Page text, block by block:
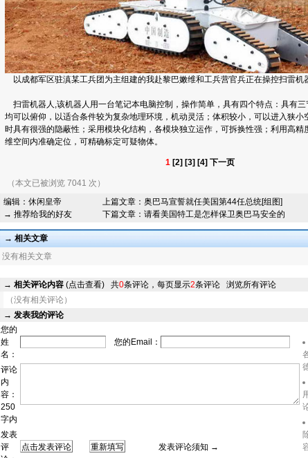
以成都军区驻滇某工兵团为主组建的我赴黎巴嫩维和工兵营官兵正在操控扫雷机
扫雷机器人,该机器人用一台笔记本电脑控制，操作简单，具有四个特点：具有
均可以俯仰，以适合条件较为复杂地理环境，机动灵活；体积较小，可以进入狭小
时具有很强的隐蔽性；采用模块化结构，各模块独立运作，可拆换性强；利用高精
维空间内准确定位，可精确标定可疑物体。
1 [2] [3] [4] 下一页
（本文已被浏览 7041 次）
编辑： 休闲皇帝
→ 推荐给我的好友
上篇文章： 奥巴马宣誓就任美国第44任总统[组图]
下篇文章： 请看美国特工是怎样保卫奥巴马安全的
→ 相关文章
没有相关文章
→ 相关评论内容 (点击查看) 共0条评论，每页显示2条评论 浏览所有评论
（没有相关评论）
→ 发表我的评论
您的
姓
名：
您的Email：
评论
内
容：
250
字内
发表
评
发表评论须知 →